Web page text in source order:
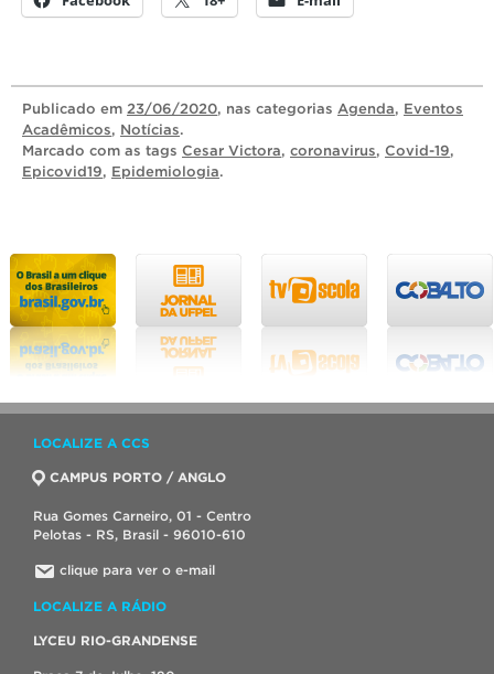
Publicado em 23/06/2020, nas categorias Agenda, Eventos
Acadêmicos, Notícias.
Marcado com as tags Cesar Victora, coronavirus, Covid-19,
Epicovid19, Epidemiologia.
LOCALIZE A CCS
CAMPUS PORTO / ANGLO
Rua Gomes Carneiro, 01 - Centro
Pelotas - RS, Brasil - 96010-610
clique para ver o e-mail
LOCALIZE A RÁDIO
LYCEU RIO-GRANDENSE